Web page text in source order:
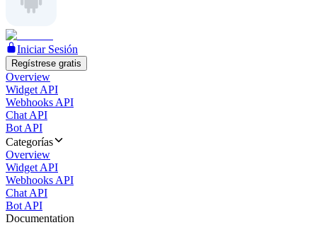
Iniciar Sesión
Regístrese gratis
Overview
Widget API
Webhooks API
Chat API
Bot API
Categorías
Overview
Widget API
Webhooks API
Chat API
Bot API
Documentation